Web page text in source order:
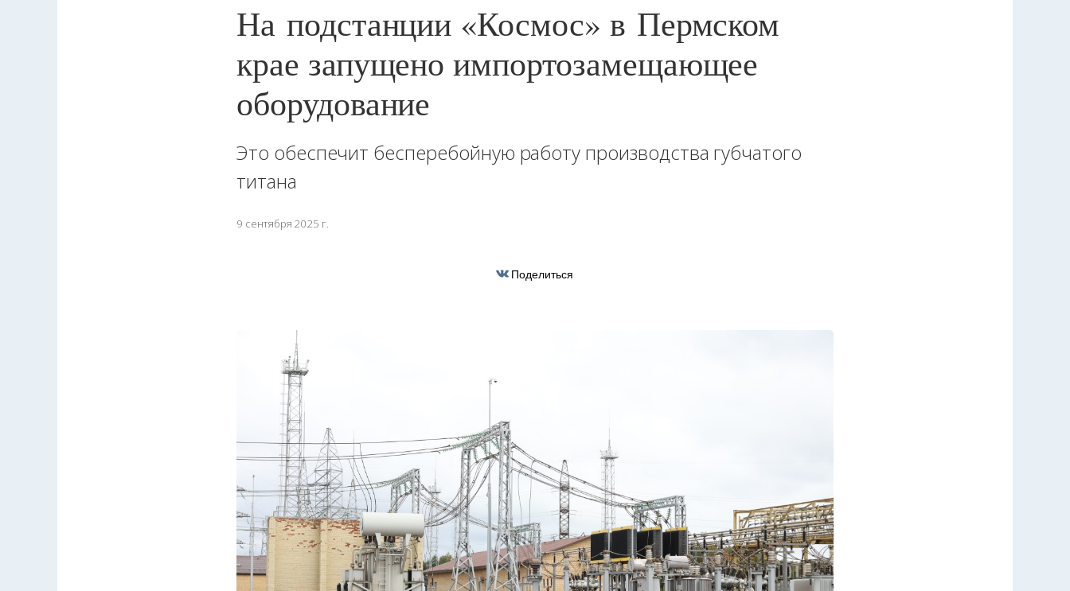
На подстанции «Космос» в Пермском
крае запущено импортозамещающее
оборудование
Это обеспечит бесперебойную работу производства губчатого
титана
9 сентября 2025 г.
Поделиться